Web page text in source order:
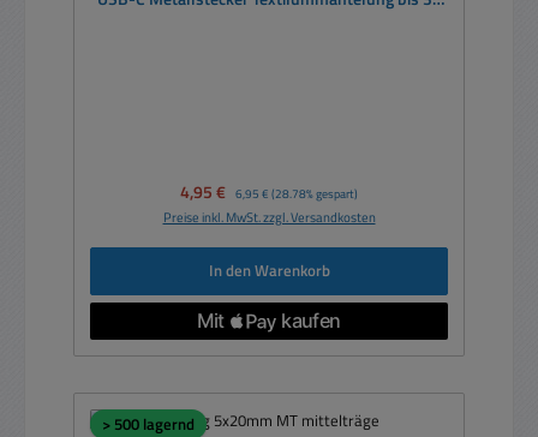
Verkaufspreis:
4,95 € Regulärer Preis:
6,95 € (28.78% gespart)
Preise inkl. MwSt. zzgl. Versandkosten
In den Warenkorb
> 500 lagernd